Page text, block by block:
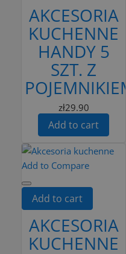
AKCESORIA
KUCHENNE
HANDY 5
SZT. Z
POJEMNIKIEM
zł29.90
Add to cart
Add to Compare
Add to cart
AKCESORIA
KUCHENNE